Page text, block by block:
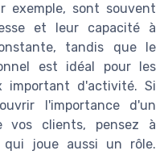
exemple, sont souvent
et leur capacité à
tandis que le
est idéal pour les
important d'activité. Si
l'importance d'un
vos clients, pensez à
qui joue aussi un rôle.